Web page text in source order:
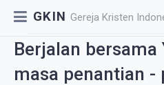
GKIN Gereja Kristen
Berjalan bersama
masa penantian -